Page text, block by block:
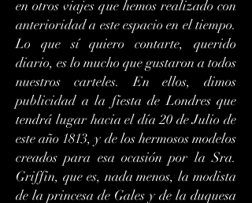
en otros viajes que hemos realizado con
anterioridad a este espacio en el tiempo.
Lo que sí quiero contarte, querido
diario, es lo mucho que gustaron a todos
nuestros carteles. En ellos, dimos
publicidad a la fiesta de Londres que
tendrá lugar hacia el día 20 de Julio de
este año 1813, y de los hermosos modelos
creados para esa ocasión por la Sra.
Griffin, que es, nada menos, la modista
de la princesa de Gales y de la duquesa